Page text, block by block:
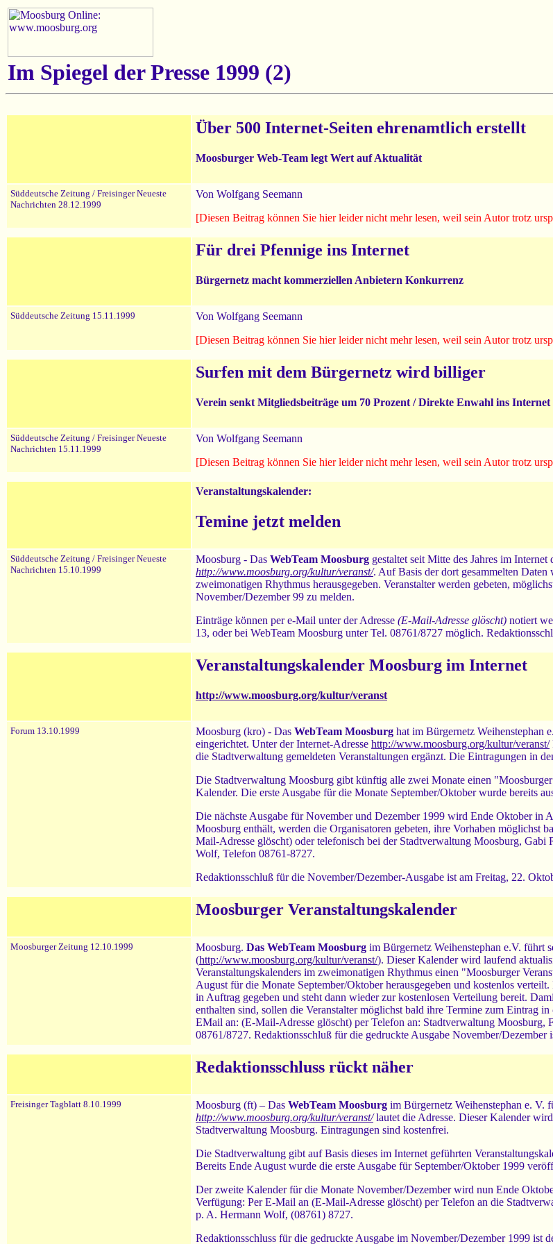
Im Spiegel der Presse 1999 (2)
Über 500 Internet-Seiten ehrenamtlich erstellt
Moosburger Web-Team legt Wert auf Aktualität
Süddeutsche Zeitung / Freisinger Neueste
Nachrichten 28.12.1999
Von Wolfgang Seemann
[Diesen Beitrag können Sie hier leider nicht mehr lesen, weil sein Autor trotz
Für drei Pfennige ins Internet
Bürgernetz macht kommerziellen Anbietern Konkurrenz
Süddeutsche Zeitung 15.11.1999
Von Wolfgang Seemann
[Diesen Beitrag können Sie hier leider nicht mehr lesen, weil sein Autor trotz
Surfen mit dem Bürgernetz wird billiger
Verein senkt Mitgliedsbeiträge um 70 Prozent / Direkte Enwahl ins
Süddeutsche Zeitung / Freisinger Neueste
Nachrichten 15.11.1999
Von Wolfgang Seemann
[Diesen Beitrag können Sie hier leider nicht mehr lesen, weil sein Autor trotz
Veranstaltungskalender:
Temine jetzt melden
Süddeutsche Zeitung / Freisinger Neueste
Nachrichten 15.10.1999
Moosburg - Das WebTeam Moosburg gestaltet seit Mitte des Jahres im
http://www.moosburg.org/kultur/veranst/. Auf Basis der dort gesammelten
zweimonatigen Rhythmus herausgegeben. Veranstalter werden gebeten,
November/Dezember 99 zu melden.
Einträge können per e-Mail unter der Adresse (E-Mail-Adresse glöscht) notiert
13, oder bei WebTeam Moosburg unter Tel. 08761/8727 möglich.
Veranstaltungskalender Moosburg im Internet
http://www.moosburg.org/kultur/veranst
Forum 13.10.1999 Moosburg (kro) - Das WebTeam Moosburg hat im Bürgernetz Weihenstephan
eingerichtet. Unter der Internet-Adresse http://www.moosburg.org/kultur/veranst/
die Stadtverwaltung gemeldeten Veranstaltungen ergänzt. Die Eintragungen in
Die Stadtverwaltung Moosburg gibt künftig alle zwei Monate einen
Kalender. Die erste Ausgabe für die Monate September/Oktober wurde bereits
Die nächste Ausgabe für November und Dezember 1999 wird Ende Oktober in
Moosburg enthält, werden die Organisatoren gebeten, ihre Vorhaben
Mail-Adresse glöscht) oder telefonisch bei der Stadtverwaltung Moosburg,
Wolf, Telefon 08761-8727.
Redaktionsschluß für die November/Dezember-Ausgabe ist am Freitag, 22.
Moosburger Veranstaltungskalender
Moosburger Zeitung 12.10.1999 Moosburg. Das WebTeam Moosburg im Bürgernetz Weihenstephan e.V. führt
(http://www.moosburg.org/kultur/veranst/). Dieser Kalender wird laufend
Veranstaltungskalenders im zweimonatigen Rhythmus einen "Moosburger
August für die Monate September/Oktober herausgegeben und kostenlos
in Auftrag gegeben und steht dann wieder zur kostenlosen Verteilung bereit.
enthalten sind, sollen die Veranstalter möglichst bald ihre Termine zum Eintrag
EMail an: (E-Mail-Adresse glöscht) per Telefon an: Stadtverwaltung
08761/8727. Redaktionsschluß für die gedruckte Ausgabe November/Dezember
Redaktionsschluss rückt näher
Freisinger Tagblatt 8.10.1999 Moosburg (ft) – Das WebTeam Moosburg im Bürgernetz Weihenstephan e. V.
http://www.moosburg.org/kultur/veranst/lautet die Adresse. Dieser Kalender
Stadtverwaltung Moosburg. Eintragungen sind kostenfrei.
Die Stadtverwaltung gibt auf Basis dieses im Internet geführten
Bereits Ende August wurde die erste Ausgabe für September/Oktober 1999
Der zweite Kalender für die Monate November/Dezember wird nun Ende
Verfügung: Per E-Mail an (E-Mail-Adresse glöscht) per Telefon an die
p. A. Hermann Wolf, (08761) 8727.
Redaktionsschluss für die gedruckte Ausgabe im November/Dezember 1999 ist